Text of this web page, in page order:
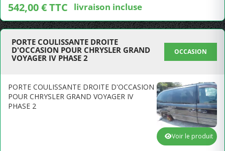
542,00 € TTC livraison incluse
PORTE COULISSANTE DROITE
D'OCCASION POUR CHRYSLER GRAND
VOYAGER IV PHASE 2
OCCASION
PORTE COULISSANTE DROITE D'OCCASION
POUR CHRYSLER GRAND VOYAGER IV
PHASE 2
Voir le produit